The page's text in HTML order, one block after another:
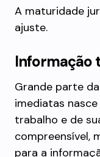
A maturidade
ajuste.
Informação
Grande parte
imediatas
trabalho e de
compreensível,
para a